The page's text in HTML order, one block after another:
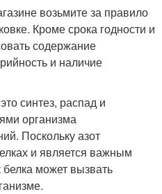
возьмите за правило
Кроме срока годности и
содержание
и наличие
синтез, распад и
организма
Поскольку азот
и является важным
может вызвать